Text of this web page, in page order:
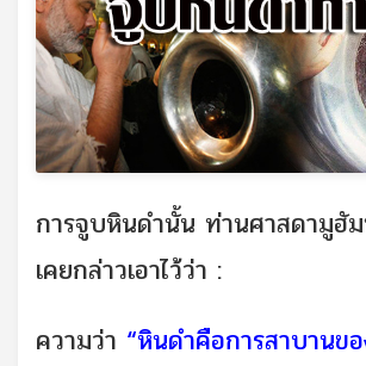
การจูบหินดำนั้น ท่านศาสดามูฮั
เคยกล่าวเอาไว้ว่า :
ความว่า “หินดำคือการสาบานข